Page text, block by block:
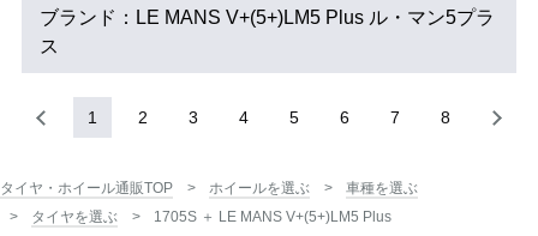
ブランド：LE MANS V+(5+)LM5 Plus ル・マン5プラ
ス
1 2 3 4 5 6 7 8
タイヤ・ホイール通販TOP ホイールを選ぶ
車種を選ぶ
タイヤを選ぶ
1705S ＋ LE MANS V+(5+)LM5 Plus